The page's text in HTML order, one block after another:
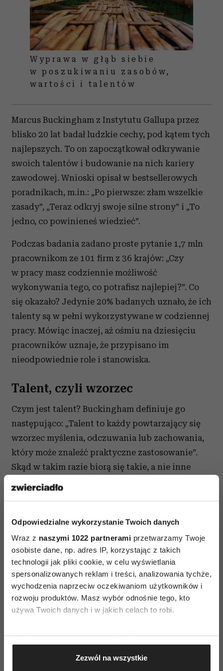
Odpowiedzialne wykorzystanie Twoich danych
Wraz z naszymi 1022 partnerami przetwarzamy Twoje
osobiste dane, np. adres IP, korzystając z takich
technologii jak pliki cookie, w celu wyświetlania
spersonalizowanych reklam i treści, analizowania tychże,
wychodzenia naprzeciw oczekiwaniom użytkowników i
rozwoju produktów. Masz wybór odnośnie tego, kto
używa Twoich danych i w jakich celach to robi.
Jeśli wyrazisz na to zgodę, chcielibyśmy również:
Gromadzić dane dotyczące Twojej lokalizacji
geograficznej z dokładnością nawet do kilku metrów
Zezwól na wszystkie
Wyprawa w głąb siebie
w poszukiwaniu zasobów,
wartości i talentów
Marcus Buckingham z Instytutu Gallupa przez
blisko 20 lat badał ludzkie cechy, pod kątem tych
najlepszych. To on zapoczątkował odkrywanie
swoich talentów i budowanie na nich kariery
zawodowej. Wnioski opisał w bestsellerowych
poradnikach, m.in.: „Po pierwsze: złam wszelkie
zasady”, „Teraz odkryj swoje silne strony” i „To
jedno, co powinieneś wiedzieć”.
Podczas badania zadano proste pytanie 1,7 mln
pracownikom ze 101 firm z 36 krajów: „Czy
w pracy masz codziennie możliwość
wykonywania tego, co potrafisz najlepiej?”. Co
się okazało? Jedynie 20% badanych uznało, że ich
talenty są w pełni wykorzystywane w codziennej
pracy. Mówiąc inaczej, aż ośmiu na dziesięciu
pracowników uznaje, że przypisano im
nieodpowiednie role i stanowiska.
Talent, czyli wzorzec
Czym jest talent? Buckingham definiuje go
następująco: „Talent to każdy powtarzający się
wzorzec myślenia, odczuwania lub zachowania,
który może znaleźć praktyczne zastosowanie”.
Skąd w takim razie biorą się takie, a nie inne
wzorce? Otóż tworzą się przez wykorzystanie
jajowej powstają pierwsze nerwowe komórki
macierzyste. Następnie przekształcają się w
dojrzałe komórki nerwowe, nazywane
neuronami. Sto dwadzieścia dni później
neuronów jest już około 40 miliardów. Łączą się,
wysuwając wypustki, zwane aksonami. Gdy
połączenie zostanie zawiązane, powstaje
piętnaście tysięcy połączeń synaptycznych z